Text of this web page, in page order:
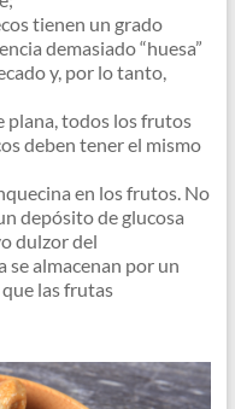
tienen un grado
demasiado “huesa”
y, por lo tanto,
plana, todos los frutos
deben tener el mismo
en los frutos. No
depósito de glucosa
dulzor del
se almacenan por un
las frutas